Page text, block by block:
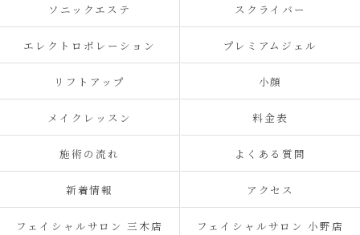
ソニックエステ スクライバー
エレクトロポレーション プレミアムジェル
リフトアップ 小顔
メイクレッスン 料金表
施術の流れ よくある質問
新着情報 アクセス
フェイシャルサロン 三木店 フェイシャルサロン 小野店